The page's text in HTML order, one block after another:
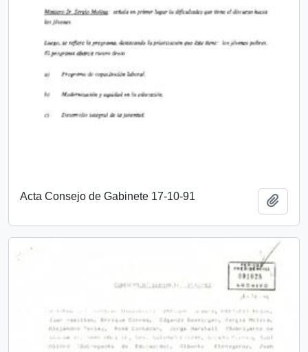
Acta Consejo de Gabinete 17-10-91